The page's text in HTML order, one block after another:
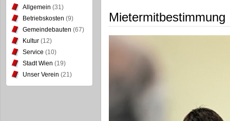
Allgemein (31)
Betriebskosten (9)
Gemeindebauten (67)
Kultur (12)
Service (10)
Stadt Wien (19)
Unser Verein (21)
Mietermitbestimmung